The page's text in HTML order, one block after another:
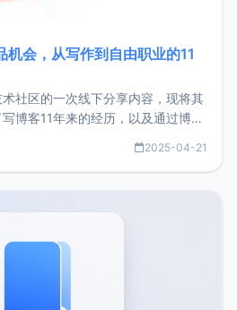
机会，从写作到自由职业的11
社区的一次线下分享内容，现将其
博客11年来的经历，以及通过博客
真实数据和产品现状。自我介绍大
2025-04-21